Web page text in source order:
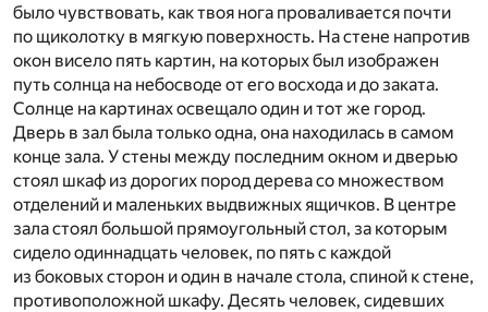
было чувствовать, как твоя нога проваливается почти
по щиколотку в мягкую поверхность. На стене напротив
окон висело пять картин, на которых был изображен
путь солнца на небосводе от его восхода и до заката.
Солнце на картинах освещало один и тот же город.
Дверь в зал была только одна, она находилась в самом
конце зала. У стены между последним окном и дверью
стоял шкаф из дорогих пород дерева со множеством
отделений и маленьких выдвижных ящичков. В центре
зала стоял большой прямоугольный стол, за которым
сидело одиннадцать человек, по пять с каждой
из боковых сторон и один в начале стола, спиной к стене,
противоположной шкафу. Десять человек, сидевших